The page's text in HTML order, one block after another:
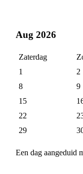
Aug 2026
Zaterdag
1
2
8
9
15
22
29
Een dag aangeduid